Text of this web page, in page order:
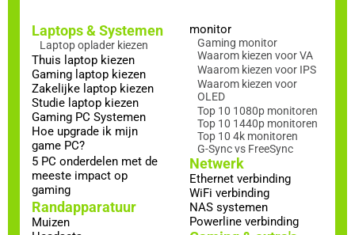
Laptops & Systemen
Laptop oplader kiezen
Thuis laptop kiezen
Gaming laptop kiezen
Zakelijke laptop kiezen
Studie laptop kiezen
Gaming PC Systemen
Hoe upgrade ik mijn
game PC?
5 PC onderdelen met de
meeste impact op
gaming
Randapparatuur
Muizen
monitor
Gaming monitor
Waarom kiezen voor VA
Waarom kiezen voor IPS
Waarom kiezen voor
OLED
Top 10 1080p monitoren
Top 10 1440p monitoren
Top 10 4k monitoren
G-Sync vs FreeSync
Netwerk
Ethernet verbinding
WiFi verbinding
NAS systemen
Powerline verbinding